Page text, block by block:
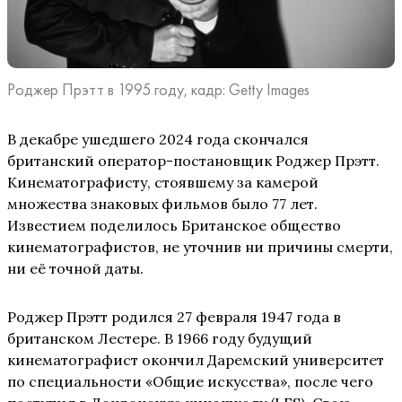
Роджер Прэтт в 1995 году, кадр: Getty Images
В декабре ушедшего 2024 года скончался
британский оператор-постановщик Роджер Прэтт.
Кинематографисту, стоявшему за камерой
множества знаковых фильмов было 77 лет.
Известием поделилось Британское общество
кинематографистов, не уточнив ни причины смерти,
ни её точной даты.
Роджер Прэтт родился 27 февраля 1947 года в
британском Лестере. В 1966 году будущий
кинематографист окончил Даремский университет
по специальности «Общие искусства», после чего